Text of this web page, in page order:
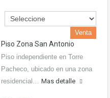
Venta
Piso Zona San Antonio
Piso independiente en Torre
Pacheco, ubicado en una zona
residencial… Mas detalle